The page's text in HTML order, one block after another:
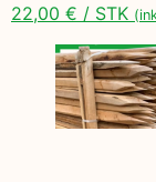
22,00 € / STK